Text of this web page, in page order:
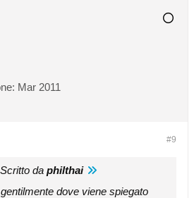
Mar 2011
#9
da philthai
dove viene spiegato